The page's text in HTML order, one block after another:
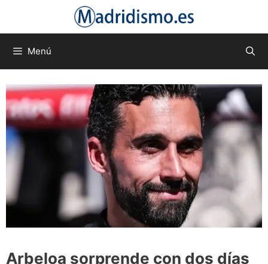
Menú
Arbeloa sorprende con dos días